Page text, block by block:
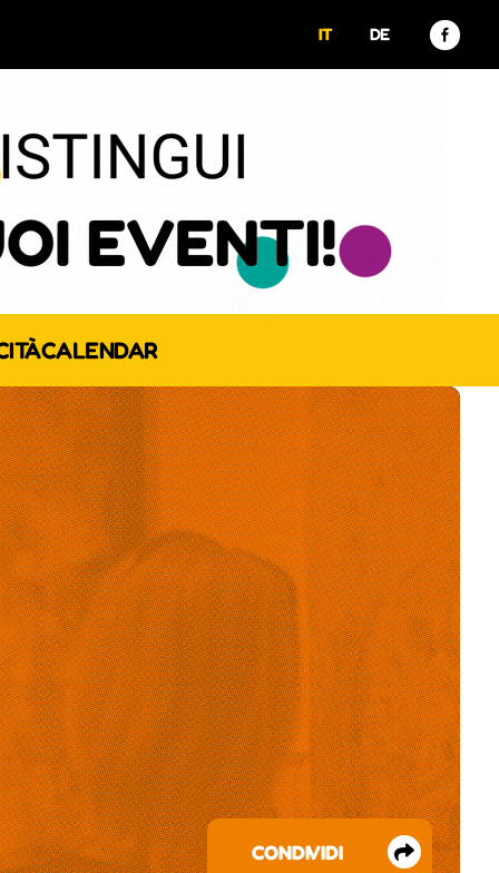
IT DE
CALENDAR
CONDIVIDI